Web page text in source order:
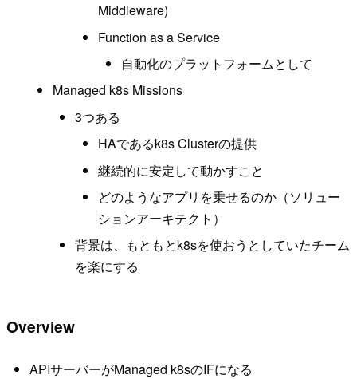
Middleware)
Function as a Service
自動化のプラットフォームとして
Managed k8s Missions
3つある
HAであるk8s Clusterの提供
継続的に安定して動かすこと
どのようなアプリを乗せるのか（ソリュー
ションアーキテクト）
背景は、もともとk8sを使おうとしていたチーム
を楽にする
Overview
APIサーバーがManaged k8sのIFになる